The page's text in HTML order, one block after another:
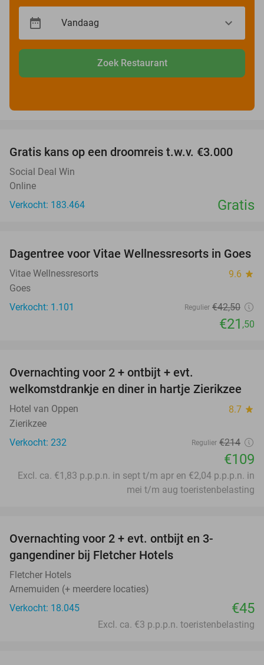
Zoek Restaurant
Gratis kans op een droomreis t.w.v. €3.000
Social Deal Win
Online
Verkocht: 183.464
Gratis
49%
Dagentree voor Vitae Wellnessresorts in Goes
Vitae Wellnessresorts 9.6 star
Goes
Verkocht: 1.101
Regulier €42,50
€21 ,50
Overnachting voor 2 + ontbijt + evt.
welkomstdrankje en diner in hartje Zierikzee
Hotel van Oppen 8.7 star
Zierikzee
Verkocht: 232
Regulier €214
€109
Excl. ca. €1,83 p.p.p.n. in sept t/m apr en €2,04 p.p.p.n. in
mei t/m aug toeristenbelasting
Overnachting voor 2 + evt. ontbijt en 3-
gangendiner bij Fletcher Hotels
Fletcher Hotels
Arnemuiden (+ meerdere locaties)
Verkocht: 18.045
€45
Excl. ca. €3 p.p.p.n. toeristenbelasting